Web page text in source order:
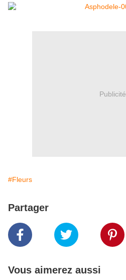
Publicité
#Fleurs
Partager
Vous aimerez aussi